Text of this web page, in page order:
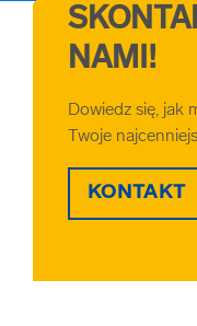
NAMI!
Dowiedz się, jak
Twoje
KONTAKT